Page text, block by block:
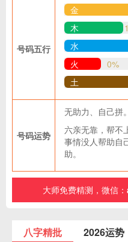
号码五行
金
木
水
火
0%
土
号码运势
无助力、自己拼。
六亲无靠，帮不
事情没人帮助自
助。
大师免费精测，微信：
八字精批 2026运势